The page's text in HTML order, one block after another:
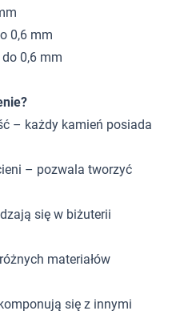
0,6 mm
0,6 mm
– każdy kamień posiada
– pozwala tworzyć
się w biżuterii
materiałów
się z innymi